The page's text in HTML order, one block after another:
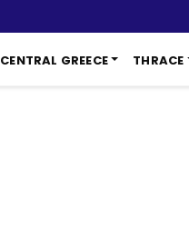
CENTRAL GREECE THRACE